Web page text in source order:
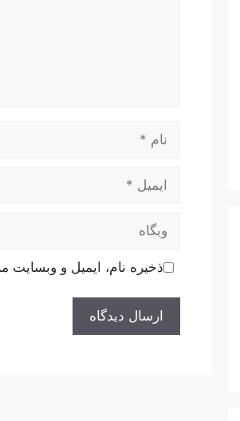
وبگاه
ذخیره نام، ایمیل و وبسایت